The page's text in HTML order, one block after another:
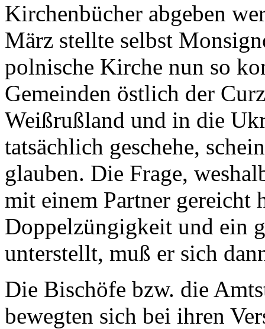
Kirchenbücher abgeben
März stellte selbst
polnische Kirche nun so
Gemeinden östlich der
Weißrußland und in die
tatsächlich geschehe,
glauben. Die Frage,
mit einem Partner gereicht
Doppelzüngigkeit und ein
unterstellt, muß er sich
Die Bischöfe bzw. die
bewegten sich bei ihren